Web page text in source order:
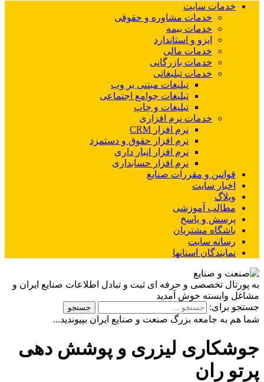
خدمات سایت
خدمات مشاوره و حقوقی
خدمات بیمه
ایزو و استاندارد
خدمات مالی
خدمات بازرگانی
خدمات تبلیغاتی
تبلیغات مبتنی بر وب
تبلیغات جوامع اجتماعی
تبلیغات و چاپ
خدمات نرم افزاری
نرم افزار CRM
نرم افزار حقوق و دستمزد
نرم افزار انبار داری
نرم افزار حسابداری
قوانین و مقررات صنایع
اخبار سایت
وبلاگ
مطالب آموزشی
پرسش و پاسخ
باشگاه مشتریان
رسانه سایت
نمایندگان استانها
به پورتال تخصصی و حرفه ای ثبت و تبادل اطلاعات صنایع ایران و
مشاغل وابسته خوش آمدید
جستجو برای:
شما هم به جامعه بزرگ صنعت و صنایع ایران بپیوندید...
جوشکاری لیزری و پوشش دهی
پرتو ران